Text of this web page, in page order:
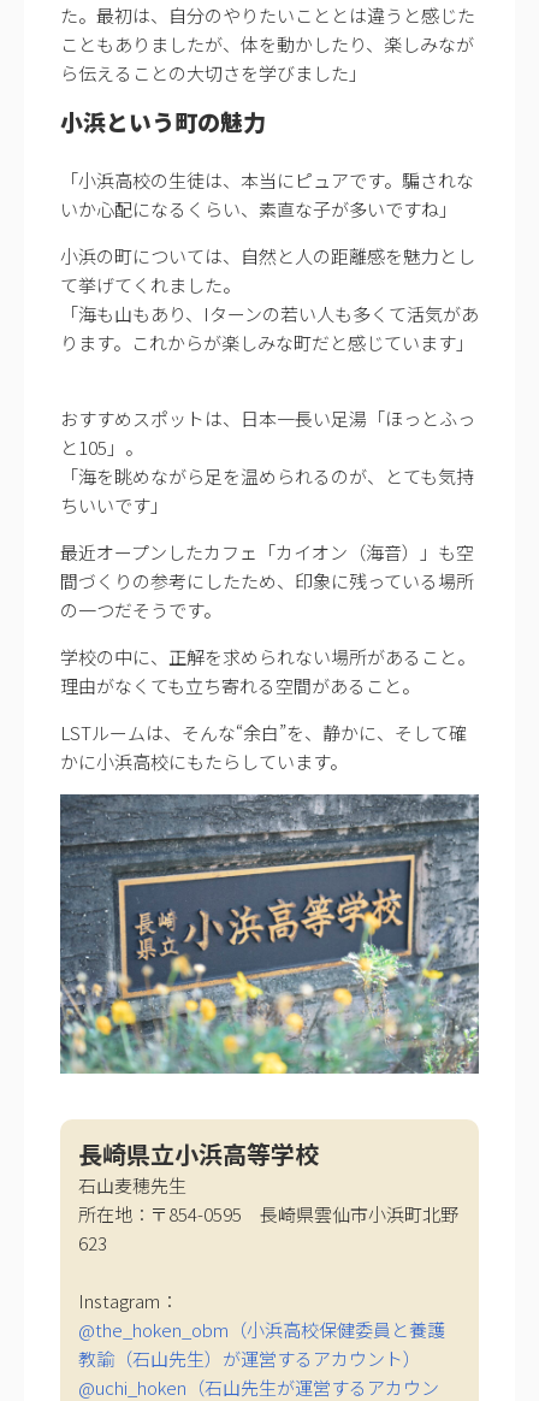
た。最初は、自分のやりたいこととは違うと感じた
こともありましたが、体を動かしたり、楽しみなが
ら伝えることの大切さを学びました」
小浜という町の魅力
「小浜高校の生徒は、本当にピュアです。騙されな
いか心配になるくらい、素直な子が多いですね」
小浜の町については、自然と人の距離感を魅力とし
て挙げてくれました。
「海も山もあり、Iターンの若い人も多くて活気があ
ります。これからが楽しみな町だと感じています」
おすすめスポットは、日本一長い足湯「ほっとふっ
と105」。
「海を眺めながら足を温められるのが、とても気持
ちいいです」
最近オープンしたカフェ「カイオン（海音）」も空
間づくりの参考にしたため、印象に残っている場所
の一つだそうです。
学校の中に、正解を求められない場所があること。
理由がなくても立ち寄れる空間があること。
LSTルームは、そんな“余白”を、静かに、そして確
かに小浜高校にもたらしています。
長崎県立小浜高等学校
石山麦穂先生
所在地：〒854-0595 長崎県雲仙市小浜町北野
623
Instagram：
@the_hoken_obm（小浜高校保健委員と養護
教諭（石山先生）が運営するアカウント）
@uchi_hoken（石山先生が運営するアカウン